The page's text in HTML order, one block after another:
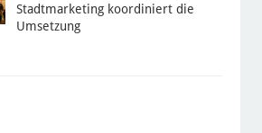
Stadtmarketing koordiniert die
Umsetzung